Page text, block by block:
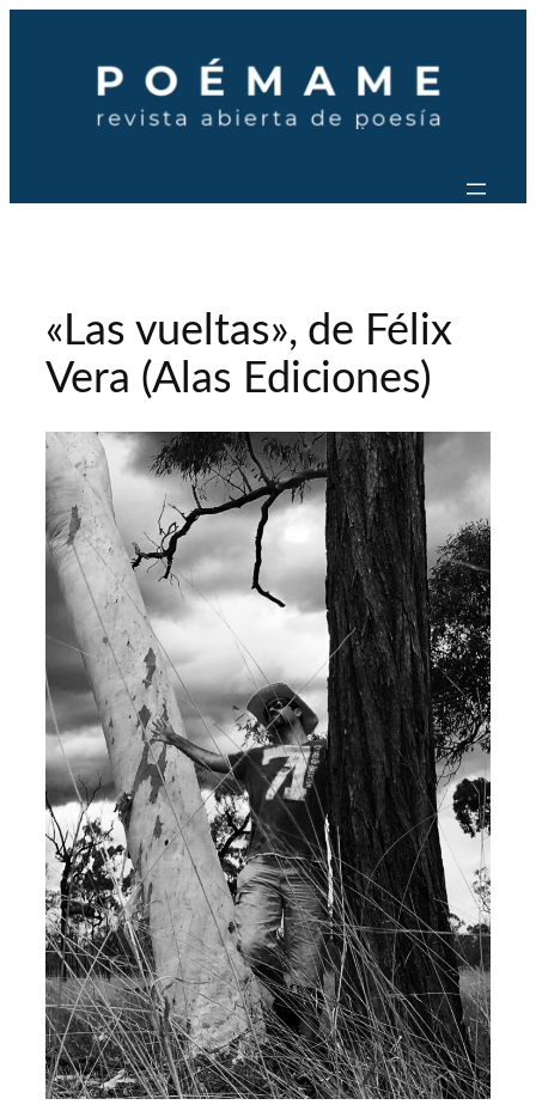
contenido
«Las vueltas», de Félix
Vera (Alas Ediciones)